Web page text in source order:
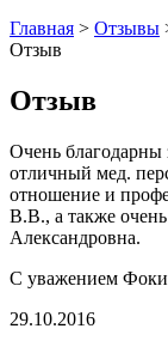
Главная > Отзывы
Отзыв
Отзыв
Очень благодарны
отличный мед.
отношение и
В.В., а также
Александровна.
С уважением
29.10.2016